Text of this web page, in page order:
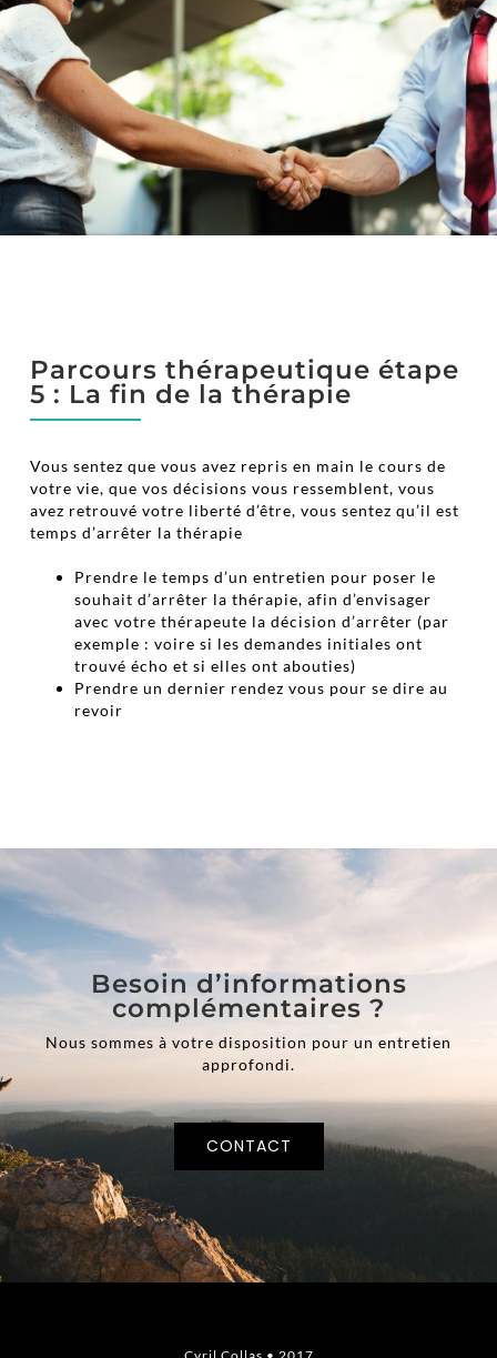
Parcours thérapeutique étape
5 : La fin de la thérapie
Vous sentez que vous avez repris en main le cours de
votre vie, que vos décisions vous ressemblent, vous
avez retrouvé votre liberté d’être, vous sentez qu’il est
temps d’arrêter la thérapie
Prendre le temps d’un entretien pour poser le
souhait d’arrêter la thérapie, afin d’envisager
avec votre thérapeute la décision d’arrêter (par
exemple : voire si les demandes initiales ont
trouvé écho et si elles ont abouties)
Prendre un dernier rendez vous pour se dire au
revoir
Besoin d’informations
complémentaires ?
Nous sommes à votre disposition pour un entretien
approfondi.
CONTACT